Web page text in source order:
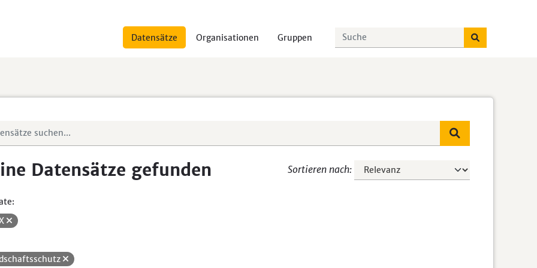
Datensätze Organisationen Gruppen
Sortieren nach
Datensätze gefunden